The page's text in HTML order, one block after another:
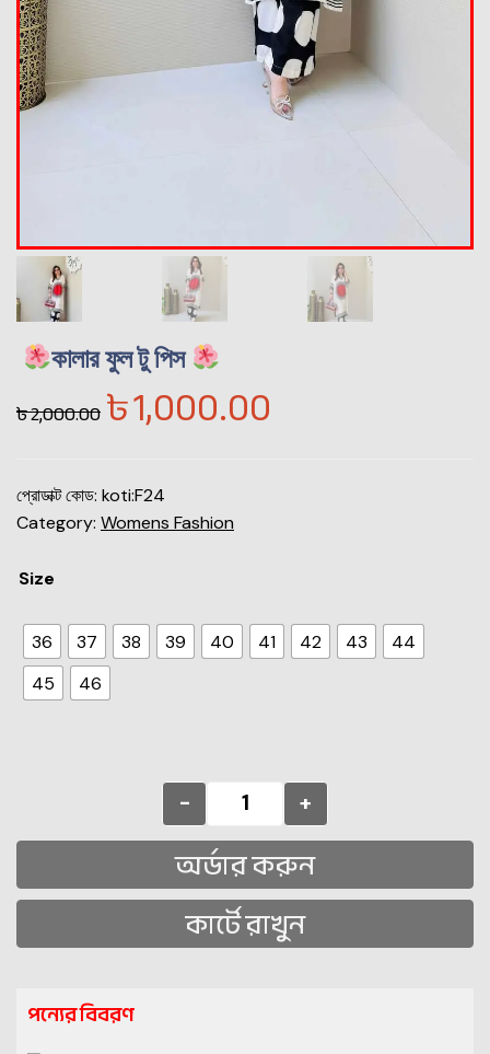
কালার ফুল টু পিস
৳2,000.00৳1,000.00
প্রোডাক্ট কোড: koti:F24
Category: Womens Fashion
Size
36 37 38 39 40 41 42 43
44
45
46
- +
অর্ডার করুন
কার্টে রাখুন
পন্যের বিবরণ